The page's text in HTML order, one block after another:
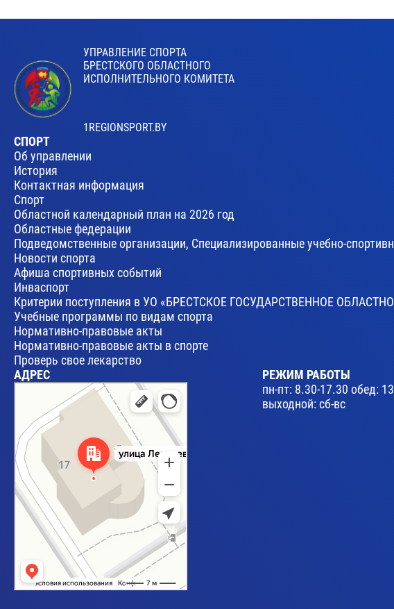
УПРАВЛЕНИЕ СПОРТА
БРЕСТСКОГО ОБЛАСТНОГО
ИСПОЛНИТЕЛЬНОГО КОМИТЕТА
1REGIONSPORT.BY
СПОРТ
Об управлении
История
Контактная информация
Спорт
Областной календарный план на 2026 год
Областные федерации
Подведомственные организации, Специализированные учебно-
Новости спорта
Афиша спортивных событий
Инваспорт
Критерии поступления в УО «БРЕСТСКОЕ ГОСУДАРСТВЕННОЕ
Учебные программы по видам спорта
Нормативно-правовые акты
Нормативно-правовые акты в спорте
Проверь свое лекарство
АДРЕС
Брест
Улица Леваневского, 17 — Яндекс Карты
РЕЖИМ РАБОТЫ
пн-пт: 8.30-17.30 обед:
выходной: сб-вс